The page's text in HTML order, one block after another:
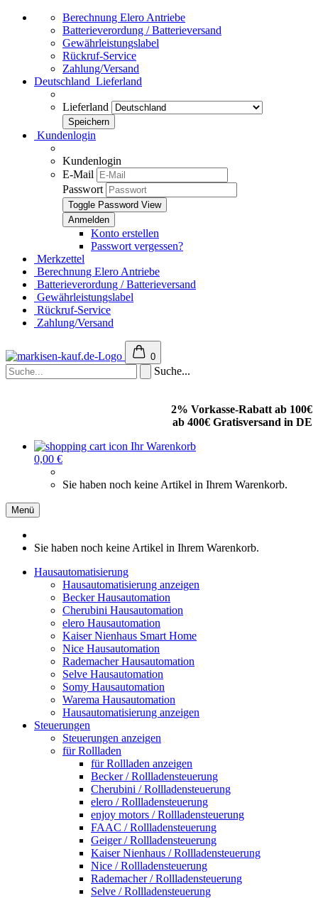
Berechnung Elero Antriebe
Batterieverordung / Batterieversand
Gewährleistungslabel
Rückruf-Service
Zahlung/Versand
Deutschland Lieferland
Lieferland
Kundenlogin
Kundenlogin
E-Mail
Passwort
Toggle Password View
Konto erstellen
Passwort vergessen?
Merkzettel
Berechnung Elero Antriebe
Batterieverordung / Batterieversand
Gewährleistungslabel
Rückruf-Service
Zahlung/Versand
0
Suche...
2% Vorkasse-Rabatt ab 100€
ab 400€ Gratisversand in DE
Ihr Warenkorb
0,00 €
Sie haben noch keine Artikel in Ihrem Warenkorb.
Menü
Sie haben noch keine Artikel in Ihrem Warenkorb.
Hausautomatisierung
Hausautomatisierung anzeigen
Becker Hausautomation
Cherubini Hausautomation
elero Hausautomation
Kaiser Nienhaus Smart Home
Nice Hausautomation
Rademacher Hausautomation
Selve Hausautomation
Somy Hausautomation
Warema Hausautomation
Hausautomatisierung anzeigen
Steuerungen
Steuerungen anzeigen
für Rollladen
für Rollladen anzeigen
Becker / Rollladensteuerung
Cherubini / Rollladensteuerung
elero / Rollladensteuerung
enjoy motors / Rollladensteuerung
FAAC / Rollladensteuerung
Geiger / Rollladensteuerung
Kaiser Nienhaus / Rollladensteuerung
Nice / Rollladensteuerung
Rademacher / Rollladensteuerung
Selve / Rollladensteuerung